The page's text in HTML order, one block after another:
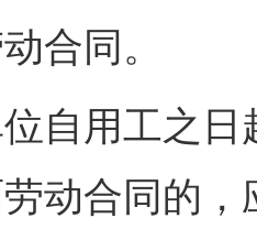
合同。
用工之日
动合同的